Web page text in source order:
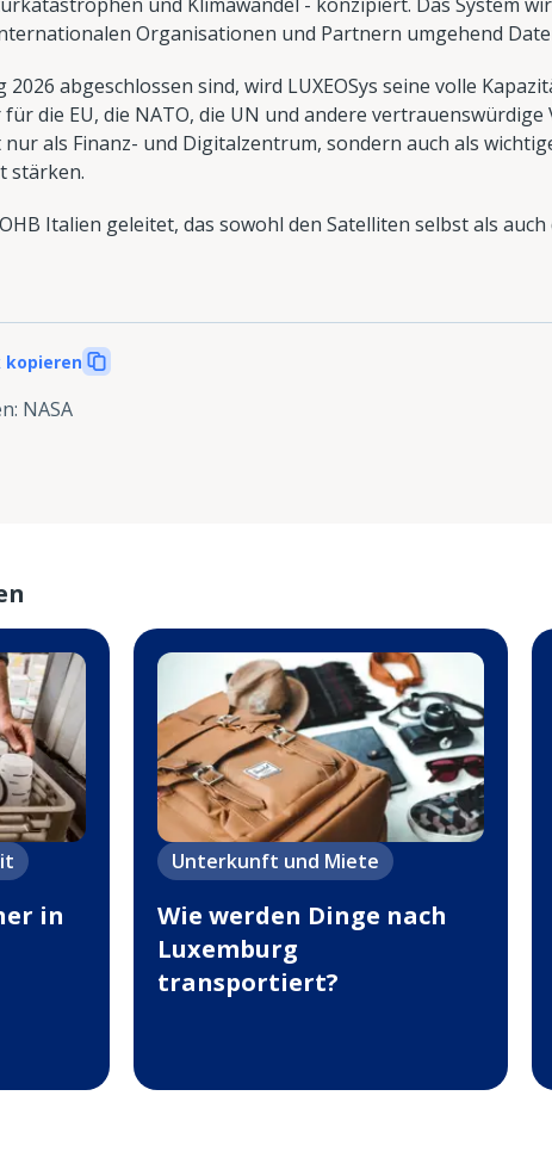
Organisationen und Partnern umgehend
2026 abgeschlossen sind, wird LUXEOSys seine volle
die EU, die NATO, die UN und andere vertrauenswürdige
als Finanz- und Digitalzentrum, sondern auch als
stärken.
Italien geleitet, das sowohl den Satelliten selbst als
kopieren
: NASA
in
Unterkunft und Miete
Wie werden Dinge nach
Luxemburg
transportiert?